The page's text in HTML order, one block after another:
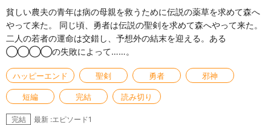
貧しい農夫の青年は病の母親を救うために伝説の薬草を求めて森へ
やって来た。 同じ頃、勇者は伝説の聖剣を求めて森へやって来た。
二人の若者の運命は交錯し、予想外の結末を迎える。ある
◯◯◯◯の失敗によって……。
ハッピーエンド 聖剣 勇者 邪神
短編 完結 読み切り
完結
最新 :エピソード1